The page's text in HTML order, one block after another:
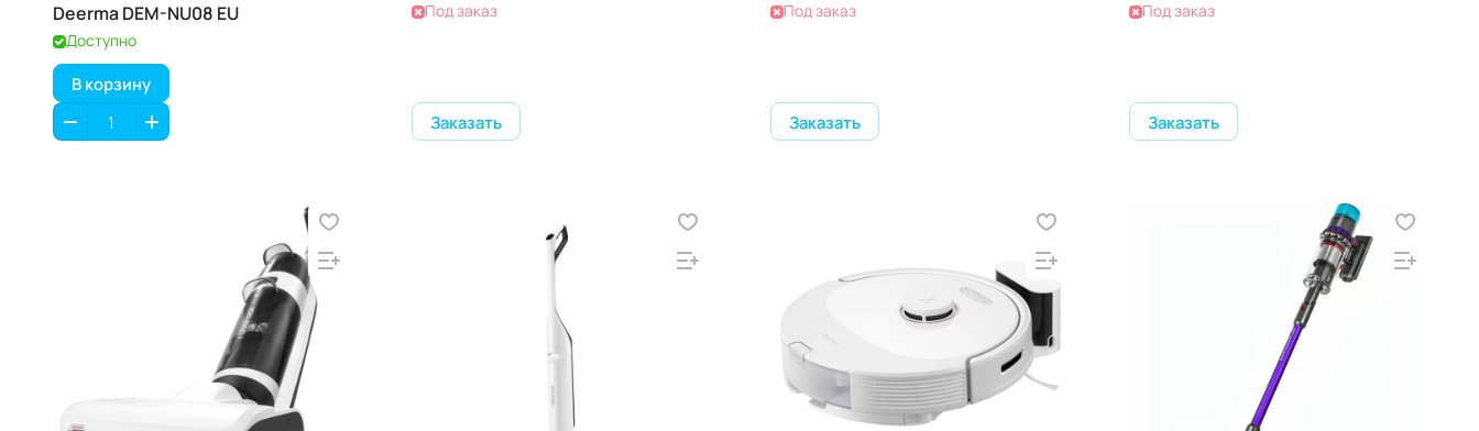
Deerma DEM-NU08 EU
Доступно
В корзину
Под заказ
Заказать
Под заказ
Заказать
Под заказ
Заказать